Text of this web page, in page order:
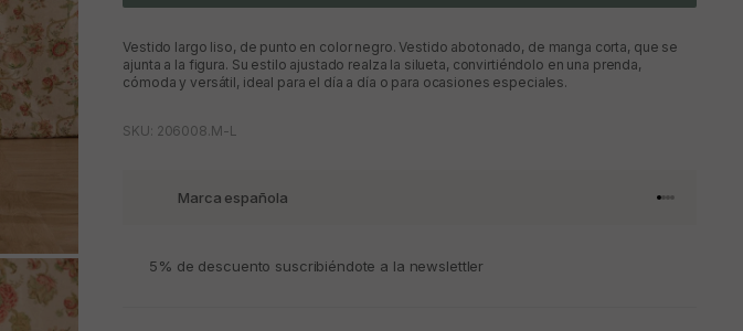
Vestido largo liso, de punto en color negro. Vestido abotonado, de manga corta, que se
ajunta a la figura. Su estilo ajustado realza la silueta, convirtiéndolo en una prenda,
cómoda y versátil, ideal para el día a día o para ocasiones especiales.
SKU: 206008.M-L
Marca española Ir al artículo
Ir al
Ir al
Ir al
5% de descuento suscribiéndote a la newslettler